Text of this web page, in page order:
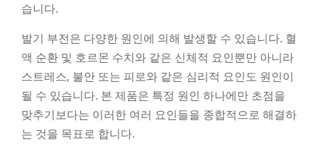
습니다.
발기 부전은 다양한 원인에 의해 발생할 수 있습니다. 혈
액 순환 및 호르몬 수치와 같은 신체적 요인뿐만 아니라
스트레스, 불안 또는 피로와 같은 심리적 요인도 원인이
될 수 있습니다. 본 제품은 특정 원인 하나에만 초점을
맞추기보다는 이러한 여러 요인들을 종합적으로 해결하
는 것을 목표로 합니다.